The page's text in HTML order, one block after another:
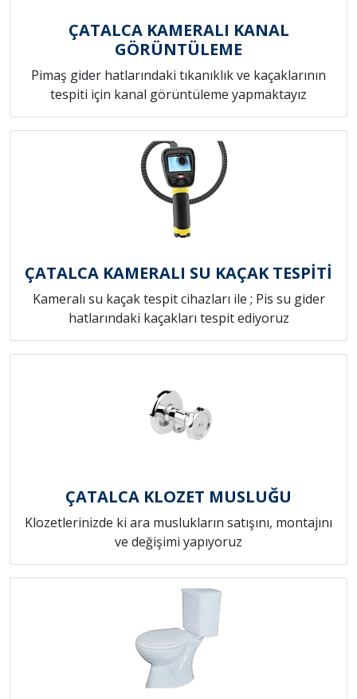
ÇATALCA KAMERALI KANAL
GÖRÜNTÜLEME
Pimaş gider hatlarındaki tıkanıklık ve kaçaklarının
tespiti için kanal görüntüleme yapmaktayız
ÇATALCA KAMERALI SU KAÇAK TESPİTİ
Kameralı su kaçak tespit cihazları ile ; Pis su gider
hatlarındaki kaçakları tespit ediyoruz
ÇATALCA KLOZET MUSLUĞU
Klozetlerinizde ki ara muslukların satışını, montajını
ve değişimi yapıyoruz